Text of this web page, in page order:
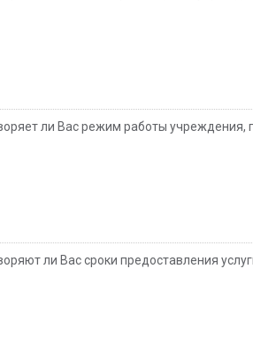
ли Вас режим работы
ли Вас сроки предоставления